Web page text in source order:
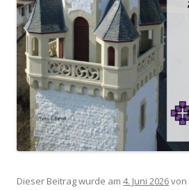
Dieser Beitrag wurde am 4. Juni 2026von